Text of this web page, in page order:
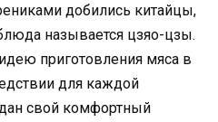
добились китайцы,
называется цзяо-цзы.
приготовления мяса в
для каждой
свой комфортный